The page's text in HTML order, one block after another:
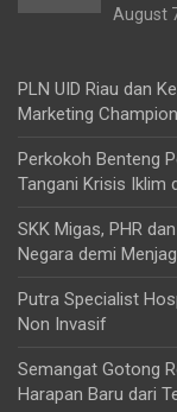
August
PLN UID Riau dan
Marketing
Perkokoh Benteng
Tangani Krisis Iklim
SKK Migas, PHR
Negara demi
Putra Specialist
Non Invasif
Semangat Gotong
Harapan Baru dari